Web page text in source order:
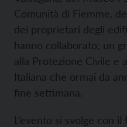
Comunità di Fiemme,
dei proprietari degli
hanno collaborato; un
alla Protezione Civile e
Italiana che ormai da
fine settimana.
L’evento si svolge con